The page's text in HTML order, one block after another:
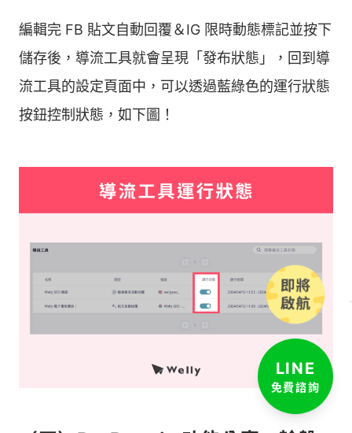
編輯完 FB 貼文自動回覆＆IG 限時動態標記並按下
儲存後，導流工具就會呈現「發布狀態」，回到導
流工具的設定頁面中，可以透過藍綠色的運行狀態
按鈕控制狀態，如下圖！
LINE
免費諮詢